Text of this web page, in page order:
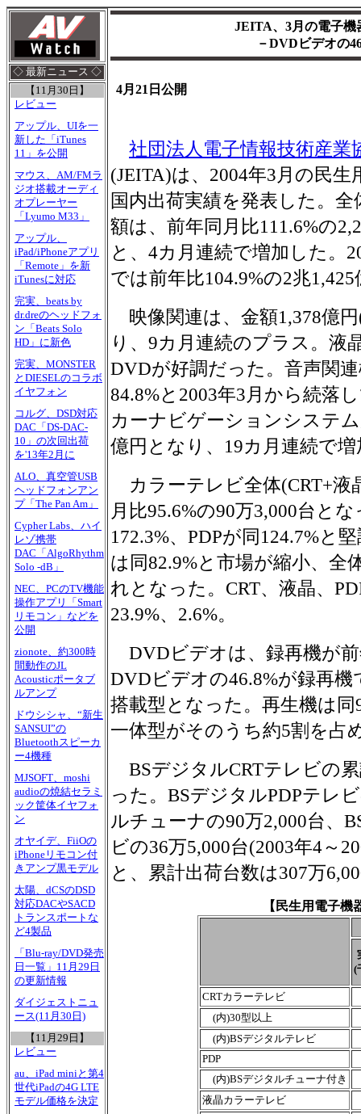
◇ 最新ニュース ◇
【11月30日】
レビュー
アップル、UIを一
新した「iTunes
11」を公開
マウス、AM/FMラ
ジオ搭載オーディ
オプレーヤー
「Lyumo M33」
アップル、
iPad/iPhoneアプリ
「Remote」を新
iTunesに対応
完実、beats by
dr.dreのヘッドフォ
ン「Beats Solo
HD」に新色
完実、MONSTER
とDIESELのコラボ
イヤフォン
コルグ、DSD対応
DAC「DS-DAC-
10」の次回出荷
を'13年2月に
ALO、真空管USB
ヘッドフォンアン
プ「The Pan Am」
Cypher Labs、ハイ
レゾ携帯
DAC「AlgoRhythm
Solo -dB」
NEC、PCのTV機能
操作アプリ「Smart
リモコン」などを
公開
zionote、約300時
間動作のJL
Acousticポータブ
ルアンプ
ドウシシャ、“新生
SANSUI”の
Bluetoothスピーカ
ー4機種
MJSOFT、moshi
audioの焼結セラミ
ック筐体イヤフォ
ン
オヤイデ、FiiOの
iPhoneリモコン付
きアンプ黒モデル
太陽、dCSのDSD
対応DACやSACD
トランスポートな
ど4製品
「Blu-ray/DVD発売
日一覧」11月29日
の更新情報
ダイジェストニュ
ース(11月30日)
【11月29日】
レビュー
au、iPad miniと第4
世代iPadの4G LTE
モデル価格を決定
JEITA、3月の電子機
－DVDビデオの
4月21日公開
社団法人電子情報技術産業
(JEITA)は、2004年3月の民生
国内出荷実績を発表した。全
額は、前年同月比111.6%の
と、4カ月連続で増加した。
では前年比104.9%の2兆1,425
映像関連は、金額1,378億
り、9カ月連続のプラス。液
DVDが好調だった。音声関
84.8%と2003年3月から続落
カーナビゲーションシステ
億円となり、19カ月連続で
カラーテレビ全体(CRT+液
月比95.6%の90万3,000台と
172.3%、PDPが同124.7%と
は同82.9%と市場が縮小、全
れとなった。CRT、液晶、
23.9%、2.6%。
DVDビデオは、録再機が前
DVDビデオの46.8%が録再
搭載型となった。再生機は
一体型がそのうち約5割を占
BSデジタルCRTテレビの
った。BSデジタルPDPテレ
ルチューナの90万2,000台、
ビの36万5,000台(2003年4～
と、累計出荷台数は307万
【民生用電子機
(
CRTカラーテレビ
(内)30型以上
(内)BSデジタルテレビ
PDP
(内)BSデジタルチューナ付き
液晶カラーテレビ